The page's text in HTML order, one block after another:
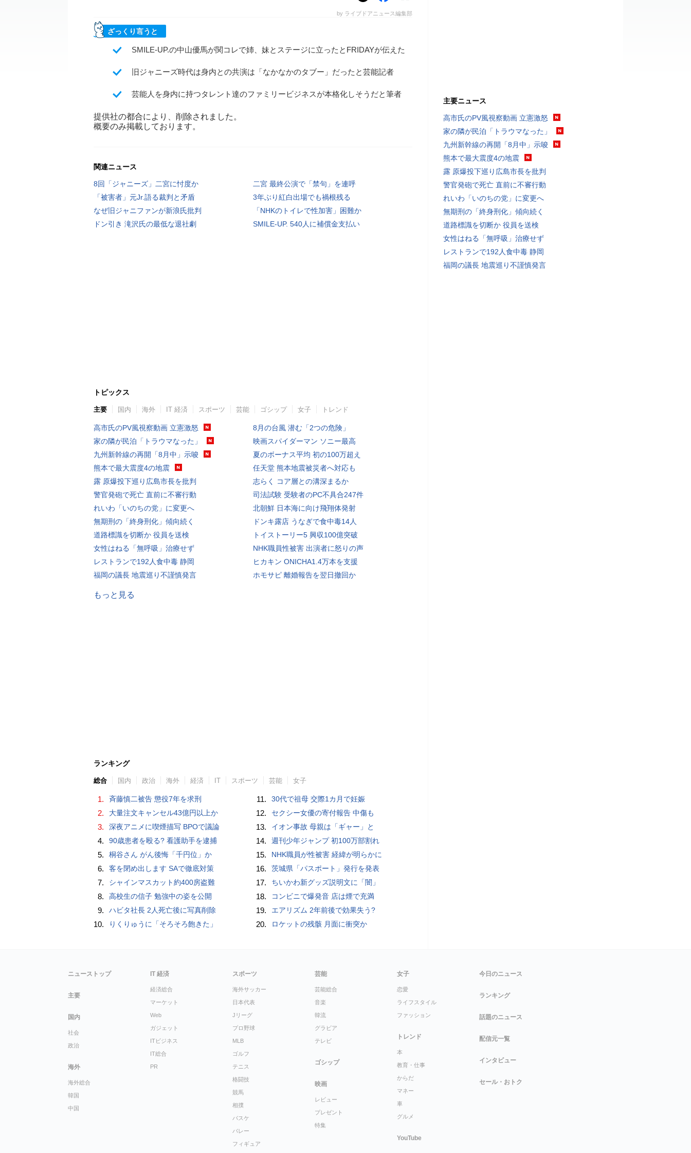
by ライブドアニュース編集部
ざっくり言うと
SMILE-UP.の中山優馬が関コレで姉、妹とステージに立ったとFRIDAYが伝えた
旧ジャニーズ時代は身内との共演は「なかなかのタブー」だったと芸能記者
芸能人を身内に持つタレント達のファミリービジネスが本格化しそうだと筆者
提供社の都合により、削除されました。
概要のみ掲載しております。
関連ニュース
8回「ジャニーズ」二宮に忖度か
二宮 最終公演で「禁句」を連呼
「被害者」元Jr.語る裁判と矛盾
3年ぶり紅白出場でも禍根残る
なぜ旧ジャニファンが新浪氏批判
「NHKのトイレで性加害」困難か
ドン引き 滝沢氏の最低な退社劇
SMILE-UP. 540人に補償金支払い
トピックス
主要 国内 海外 IT 経済 スポーツ 芸能 ゴシップ 女子 トレンド
高市氏のPV風視察動画 立憲激怒
家の隣が民泊「トラウマなった」
九州新幹線の再開「8月中」示唆
熊本で最大震度4の地震
露 原爆投下巡り広島市長を批判
警官発砲で死亡 直前に不審行動
れいわ「いのちの党」に変更へ
無期刑の「終身刑化」傾向続く
道路標識を切断か 役員を送検
女性はねる「無呼吸」治療せず
レストランで192人食中毒 静岡
福岡の議長 地震巡り不謹慎発言
8月の台風 潜む「2つの危険」
映画スパイダーマン ソニー最高
夏のボーナス平均 初の100万超え
任天堂 熊本地震被災者へ対応も
志らく コア層との溝深まるか
司法試験 受験者のPC不具合247件
北朝鮮 日本海に向け飛翔体発射
ドンキ露店 うなぎで食中毒14人
トイストーリー5 興収100億突破
NHK職員性被害 出演者に怒りの声
ヒカキン ONICHA1.4万本を支援
ホモサピ 離婚報告を翌日撤回か
もっと見る
ランキング
総合 国内 政治 海外 経済 IT スポーツ 芸能 女子
1. 斉藤慎二被告 懲役7年を求刑
2. 大量注文キャンセル43億円以上か
3. 深夜アニメに喫煙描写 BPOで議論
4. 90歳患者を殴る? 看護助手を逮捕
5. 桐谷さん がん後悔「千円位」か
6. 客を閉め出します SAで徹底対策
7. シャインマスカット約400房盗難
8. 高校生の信子 勉強中の姿を公開
9. ハビタ社長 2人死亡後に写真削除
10. りくりゅうに「そろそろ飽きた」
11. 30代で祖母 交際1カ月で妊娠
12. セクシー女優の寄付報告 中傷も
13. イオン事故 母親は「ギャー」と
14. 週刊少年ジャンプ 初100万部割れ
15. NHK職員が性被害 経緯が明らかに
16. 茨城県「パスポート」発行を発表
17. ちいかわ新グッズ説明文に「闇」
18. コンビニで爆発音 店は煙で充満
19. エアリズム 2年前後で効果失う?
20. ロケットの残骸 月面に衝突か
主要ニュース
高市氏のPV風視察動画 立憲激怒
家の隣が民泊「トラウマなった」
九州新幹線の再開「8月中」示唆
熊本で最大震度4の地震
露 原爆投下巡り広島市長を批判
警官発砲で死亡 直前に不審行動
れいわ「いのちの党」に変更へ
無期刑の「終身刑化」傾向続く
道路標識を切断か 役員を送検
女性はねる「無呼吸」治療せず
レストランで192人食中毒 静岡
福岡の議長 地震巡り不謹慎発言
ニューストップ
主要
国内
社会
政治
海外
海外総合
韓国
中国
IT 経済
経済総合
マーケット
Web
ガジェット
ITビジネス
IT総合
PR
スポーツ
海外サッカー
日本代表
Jリーグ
プロ野球
MLB
ゴルフ
テニス
格闘技
競馬
相撲
バスケ
バレー
フィギュア
芸能
芸能総合
音楽
韓流
グラビア
テレビ
ゴシップ
映画
レビュー
プレゼント
特集
女子
恋愛
ライフスタイル
ファッション
トレンド
本
教育・仕事
からだ
マネー
車
グルメ
YouTube
今日のニュース
ランキング
話題のニュース
配信元一覧
インタビュー
セール・おトク